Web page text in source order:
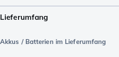
Lieferumfang
Akkus / Batterien im Lieferumfang